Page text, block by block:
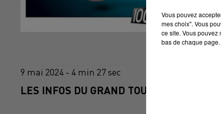
9 mai 2024 - 4 min 27 sec
LES INFOS DU GRAND TOULOUSE DU 09/
Vous pouvez
mes choix". Vous
ce site. Vous pouvez
bas de chaque page.